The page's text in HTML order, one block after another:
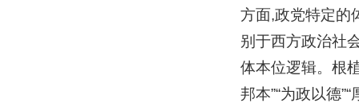
方面,政党特定的
别于西方政治社
体本位逻辑。根
邦本”“为政以德